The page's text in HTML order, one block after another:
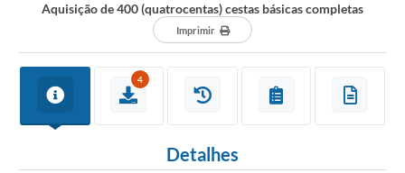
Aquisição de 400 (quatrocentas) cestas básicas completas
Imprimir
4
Detalhes